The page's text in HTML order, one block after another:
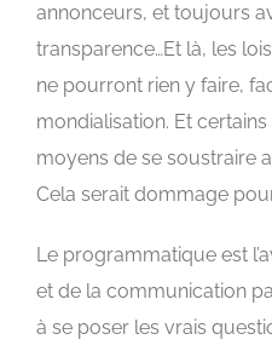
annonceurs, et toujours
transparence…Et là, les
ne pourront rien y faire,
mondialisation. Et
moyens de se soustraire
Cela serait dommage
Le programmatique est
et de la communication
à se poser les vrais